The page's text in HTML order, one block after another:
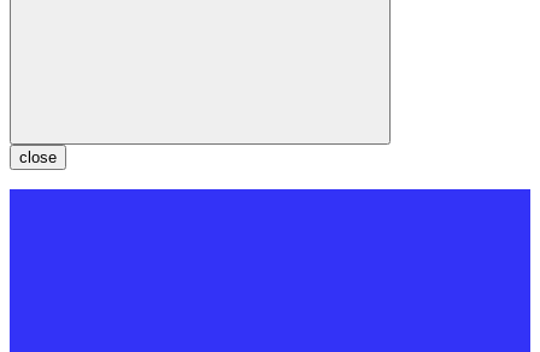
close